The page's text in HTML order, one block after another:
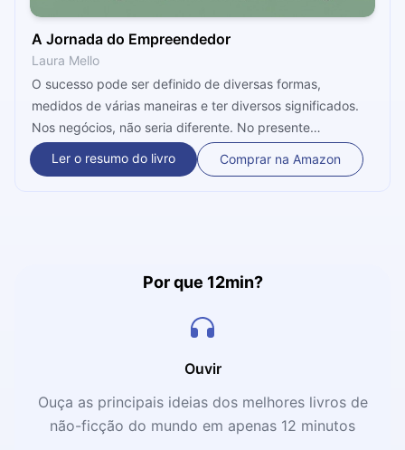
A Jornada do Empreendedor
Laura Mello
O sucesso pode ser definido de diversas formas,
medidos de várias maneiras e ter diversos significados.
Nos negócios, não seria diferente. No presente
microbook, podemos ver as características únicas que
envolvem o sucesso de cada empreendedor. Aqui, os
Ler o resumo do livro Comprar na Amazon
Por que 12min?
Ouvir
Ouça as principais ideias dos melhores livros de
não-ficção do mundo em apenas 12 minutos